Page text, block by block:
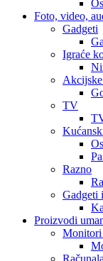
Foto, video,
Gadgeti
Igraće
TV
Razno
Gadgeti
Proizvodi
Monitori